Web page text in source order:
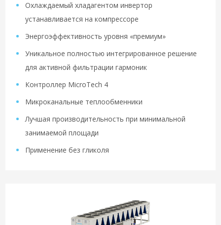
Охлаждаемый хладагентом инвертор
устанавливается на компрессоре
Энергоэффективность уровня «премиум»
Уникальное полностью интегрированное решение
для активной фильтрации гармоник
Контроллер MicroTech 4
Микроканальные теплообменники
Лучшая производительность при минимальной
занимаемой площади
Применение без гликоля